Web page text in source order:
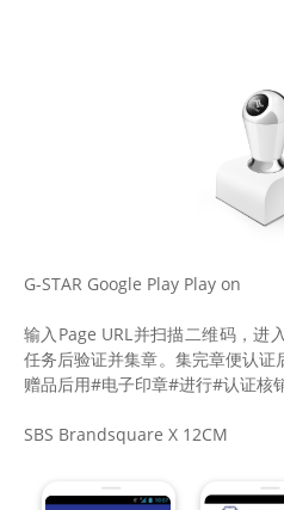
G-STAR Google Play Play on
输入Page URL并扫描二维码，进
任务后验证并集章。集完章便认证
赠品后用#电子印章#进行#认证核
SBS Brandsquare X 12CM